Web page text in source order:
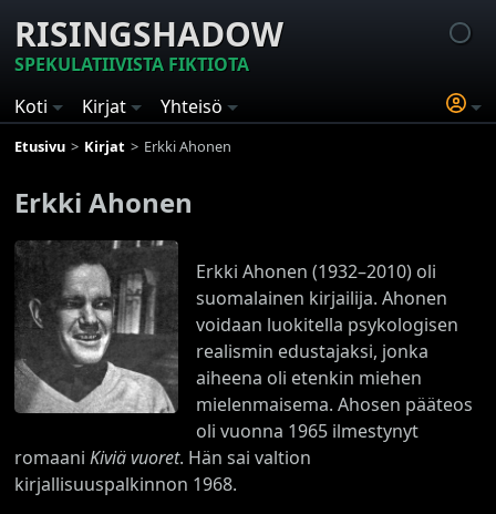
RISINGSHADOW
SPEKULATIIVISTA FIKTIOTA
Koti
Kirjat Yhteisö
Etusivu Kirjat Erkki Ahonen
Erkki Ahonen
Erkki Ahonen (1932–2010) oli
suomalainen kirjailija. Ahonen
voidaan luokitella psykologisen
realismin edustajaksi, jonka
aiheena oli etenkin miehen
mielenmaisema. Ahosen pääteos
oli vuonna 1965 ilmestynyt
romaaniKiviä vuoret. Hän sai valtion
kirjallisuuspalkinnon 1968.